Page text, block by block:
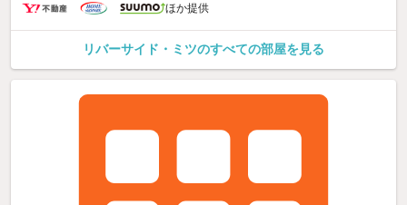
ほか提供
リバーサイド・ミツのすべての部屋を見る